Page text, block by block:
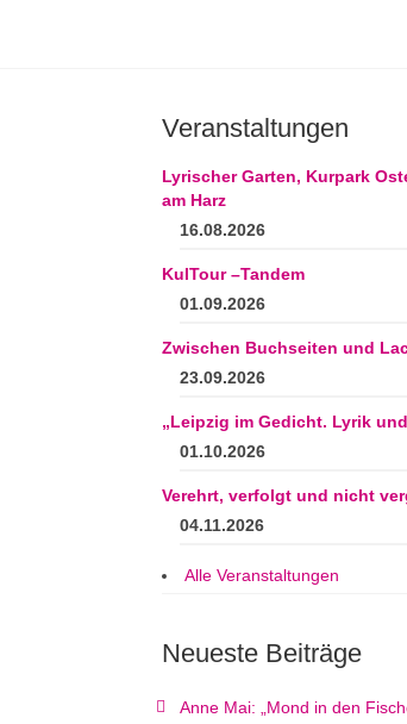
Veranstaltungen
Lyrischer Garten, Kurpark
am Harz
16.08.2026
KulTour –Tandem
01.09.2026
Zwischen Buchseiten und
23.09.2026
„Leipzig im Gedicht. Lyrik
01.10.2026
Verehrt, verfolgt und nicht
04.11.2026
Alle Veranstaltungen
Neueste Beiträge
Anne Mai: „Mond in den